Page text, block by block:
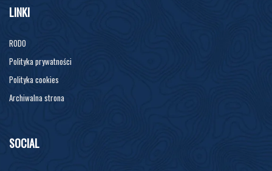
LINKI
RODO
Polityka prywatności
Polityka cookies
Archiwalna strona
SOCIAL